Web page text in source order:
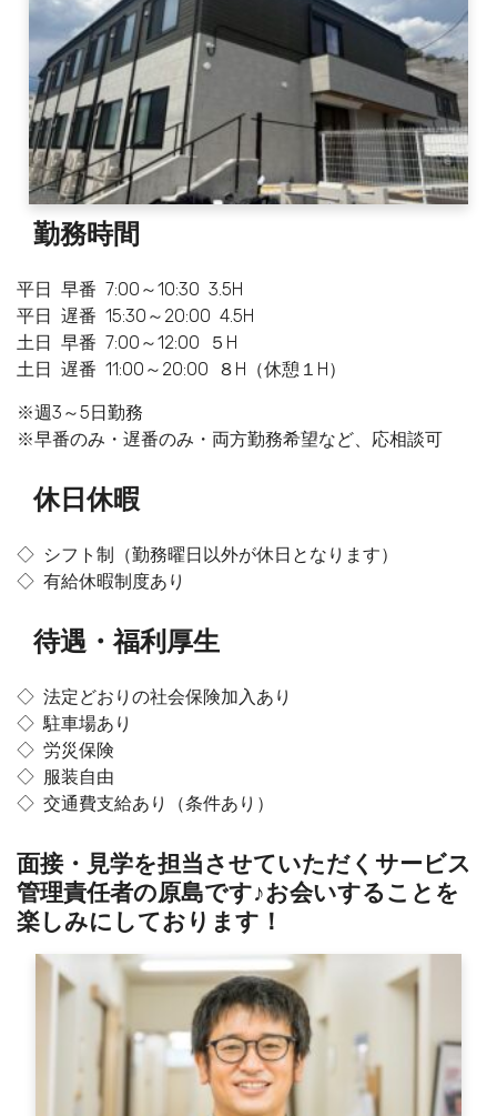
勤務時間
平日 早番 7:00～10:30 3.5H
平日 遅番 15:30～20:00 4.5H
土日 早番 7:00～12:00 ５H
土日 遅番 11:00～20:00 ８H（休憩１H）
※週3～5日勤務
※早番のみ・遅番のみ・両方勤務希望など、応相談可
休日休暇
◇ シフト制（勤務曜日以外が休日となります）
◇ 有給休暇制度あり
待遇・福利厚生
◇ 法定どおりの社会保険加入あり
◇ 駐車場あり
◇ 労災保険
◇ 服装自由
◇ 交通費支給あり（条件あり）
面接・見学を担当させていただくサービス
管理責任者の原島です♪お会いすることを
楽しみにしております！